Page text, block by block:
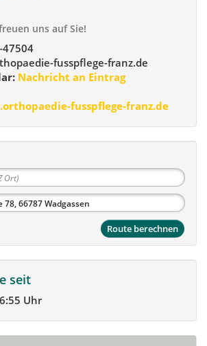
uns auf Sie!
47504
fusspflege-franz.de
Nachricht an Eintrag
fusspflege-franz.de
Route berechnen
seit
Uhr